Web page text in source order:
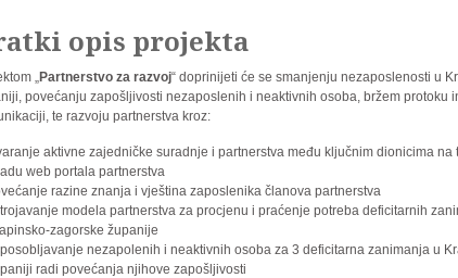
opis projekta
„Partnerstvo za razvoj“ doprinijeti će se smanjenju nezaposlenosti u
povećanju zapošljivosti nezaposlenih i neaktivnih osoba, bržem protoku
te razvoju partnerstva kroz:
aktivne zajedničke suradnje i partnerstva među ključnim dionicima na
web portala partnerstva
razine znanja i vještina zaposlenika članova partnerstva
modela partnerstva za procjenu i praćenje potreba deficitarnih
zagorske županije
nezapolenih i neaktivnih osoba za 3 deficitarna zanimanja u
radi povećanja njihove zapošljivosti